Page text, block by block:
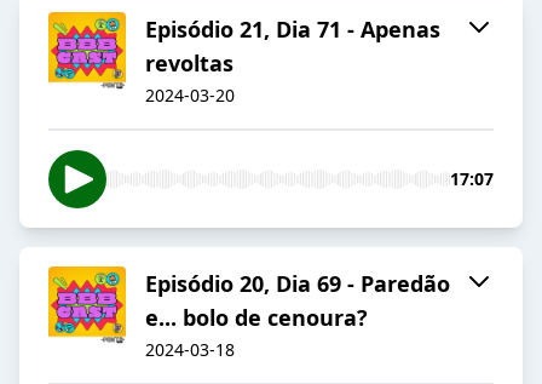
Episódio 21, Dia 71 - Apenas
revoltas
2024-03-20
17:07
Episódio 20, Dia 69 - Paredão
e... bolo de cenoura?
2024-03-18